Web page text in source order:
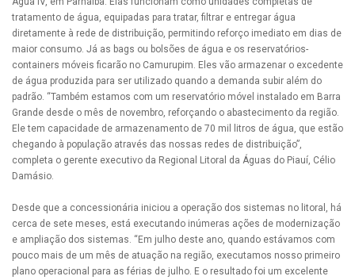
tratamento de água, equipadas para tratar, filtrar e entregar água
diretamente à rede de distribuição, permitindo reforço imediato em dias de
maior consumo. Já as bags ou bolsões de água e os reservatórios-
containers móveis ficarão no Camurupim. Eles vão armazenar o excedente
de água produzida para ser utilizado quando a demanda subir além do
padrão. “Também estamos com um reservatório móvel instalado em Barra
Grande desde o mês de novembro, reforçando o abastecimento da região.
Ele tem capacidade de armazenamento de 70 mil litros de água, que estão
chegando à população através das nossas redes de distribuição”,
completa o gerente executivo da Regional Litoral da Águas do Piauí, Célio
Damásio.
Desde que a concessionária iniciou a operação dos sistemas no litoral, há
cerca de sete meses, está executando inúmeras ações de modernização
e ampliação dos sistemas. “Em julho deste ano, quando estávamos com
pouco mais de um mês de atuação na região, executamos nosso primeiro
plano operacional para as férias de julho. E o resultado foi um excelente